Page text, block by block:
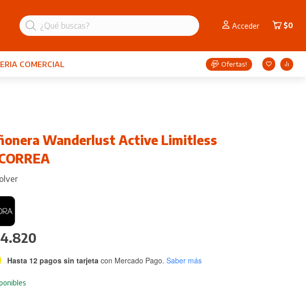
Búsqueda
de
productos
Acceder $0
COMERCIAL Ofertas!
Wanderlust Active Limitless
Hasta 12 pagos sin tarjeta con Mercado Pago. Saber más